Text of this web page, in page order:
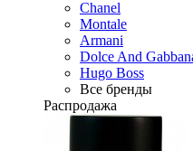
Chanel
Montale
Armani
Dolce And
Hugo Boss
Все бренды
Распродажа